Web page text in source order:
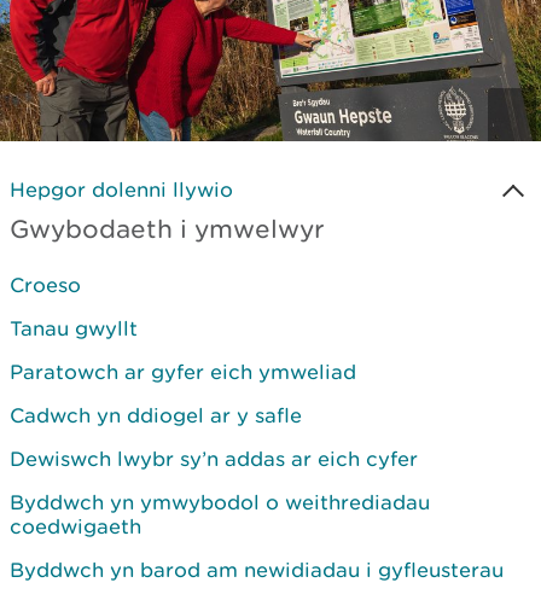
Hepgor dolenni llywio
Gwybodaeth i ymwelwyr
Croeso
Tanau gwyllt
Paratowch ar gyfer eich ymweliad
Cadwch yn ddiogel ar y safle
Dewiswch lwybr sy’n addas ar eich cyfer
Byddwch yn ymwybodol o weithrediadau
coedwigaeth
Byddwch yn barod am newidiadau i gyfleusterau